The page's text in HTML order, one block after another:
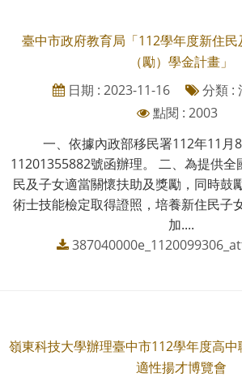
臺中市政府教育局「112學年度新住
（勵）學金計畫」
日期 : 2023-11-16
分類 :
點閱 : 2003
一、依據內政部移民署112年11月
11201355882號函辦理。 二、為提供全
民及子女適當關懷扶助及獎勵，同時鼓
術士技能檢定取得證照，培養新住民子
加....
嶺東科技大學辦理臺中市112學年度高
適性揚才博覽會